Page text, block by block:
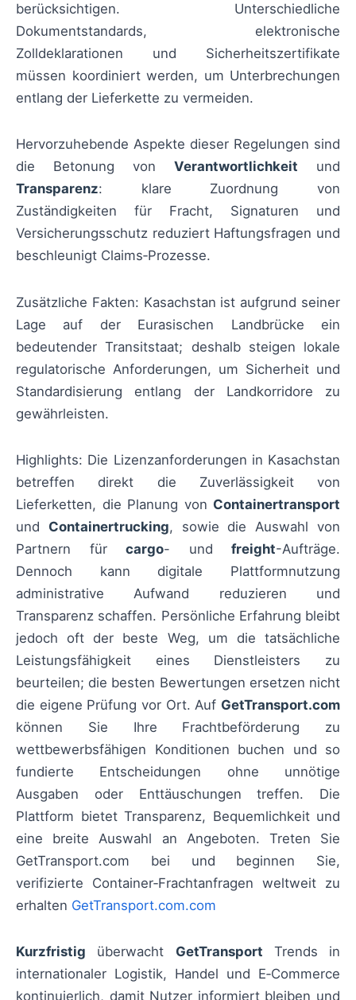
berücksichtigen. Unterschiedliche
Dokumentstandards, elektronische
Zolldeklarationen und Sicherheitszertifikate
müssen koordiniert werden, um Unterbrechungen
entlang der Lieferkette zu vermeiden.
Hervorzuhebende Aspekte dieser Regelungen sind
die Betonung von Verantwortlichkeit und
Transparenz: klare Zuordnung von
Zuständigkeiten für Fracht, Signaturen und
Versicherungsschutz reduziert Haftungsfragen und
beschleunigt Claims‑Prozesse.
Zusätzliche Fakten: Kasachstan ist aufgrund seiner
Lage auf der Eurasischen Landbrücke ein
bedeutender Transitstaat; deshalb steigen lokale
regulatorische Anforderungen, um Sicherheit und
Standardisierung entlang der Landkorridore zu
gewährleisten.
Highlights: Die Lizenzanforderungen in Kasachstan
betreffen direkt die Zuverlässigkeit von
Lieferketten, die Planung von Containertransport
und Containertrucking, sowie die Auswahl von
Partnern für cargo- und freight-Aufträge.
Dennoch kann digitale Plattformnutzung
administrative Aufwand reduzieren und
Transparenz schaffen. Persönliche Erfahrung bleibt
jedoch oft der beste Weg, um die tatsächliche
Leistungsfähigkeit eines Dienstleisters zu
beurteilen; die besten Bewertungen ersetzen nicht
die eigene Prüfung vor Ort. Auf GetTransport.com
können Sie Ihre Frachtbeförderung zu
wettbewerbsfähigen Konditionen buchen und so
fundierte Entscheidungen ohne unnötige
Ausgaben oder Enttäuschungen treffen. Die
Plattform bietet Transparenz, Bequemlichkeit und
eine breite Auswahl an Angeboten. Treten Sie
GetTransport.com bei und beginnen Sie,
verifizierte Container‑Frachtanfragen weltweit zu
erhalten GetTransport.com.com
Kurzfristig überwacht GetTransport Trends in
internationaler Logistik, Handel und E‑Commerce
kontinuierlich, damit Nutzer informiert bleiben und